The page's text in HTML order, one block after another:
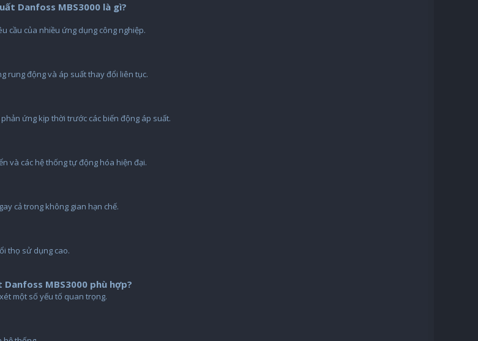
Danfoss MBS3000 là gì?
cầu của nhiều ứng dụng công nghiệp.
rung động và áp suất thay đổi liên tục.
ứng kịp thời trước các biến động áp suất.
và các hệ thống tự động hóa hiện đại.
cả trong không gian hạn chế.
thọ sử dụng cao.
MBS3000 phù hợp?
một số yếu tố quan trọng.